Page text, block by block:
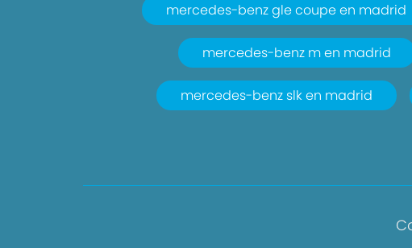
mercedes-benz gle coupe en madrid
mercedes-benz m en madrid
mercedes-benz slk en madrid